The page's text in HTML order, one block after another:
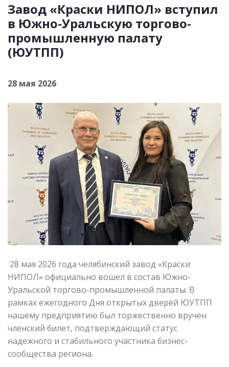
Завод «Краски НИПОЛ» вступил
в Южно-Уральскую торгово-
промышленную палату
(ЮУТПП)
28 мая 2026
28 мая 2026 года челябинский завод «Краски
НИПОЛ» официально вошел в состав Южно-
Уральской торгово-промышленной палаты. В
рамках ежегодного Дня открытых дверей ЮУТПП
нашему предприятию был торжественно вручен
членский билет, подтверждающий статус
надежного и стабильного участника бизнес-
сообщества региона.